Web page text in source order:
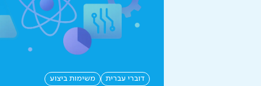
דוברי עברית משימות ביצוע